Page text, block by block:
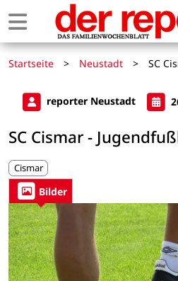
Startseite > Neustadt > SC
reporter Neustadt
SC Cismar -
Cismar
Bilder